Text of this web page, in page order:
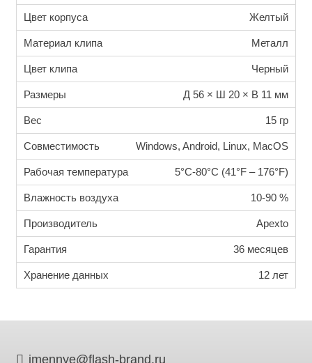
Цвет корпуса Желтый
Материал клипа Металл
Цвет клипа Черный
Размеры Д 56 × Ш 20 × В 11 мм
Вес 15 гр
Совместимость Windows, Android, Linux, MacOS
Рабочая температура 5°C-80°C (41°F – 176°F)
Влажность воздуха 10-90 %
Производитель Apexto
Гарантия 36 месяцев
Хранение данных 12 лет
imennye@flash-brand.ru